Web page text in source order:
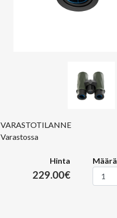
VARASTOTILANNE
Varastossa
Hinta
229.00€
Määrä